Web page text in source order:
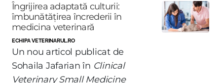
Îngrijirea adaptată culturii:
îmbunătățirea încrederii în
medicina veterinară
ECHIPA VETERINARUL.RO
Un nou articol publicat de
Sohaila Jafarian în Clinical
Veterinary Small Medicine